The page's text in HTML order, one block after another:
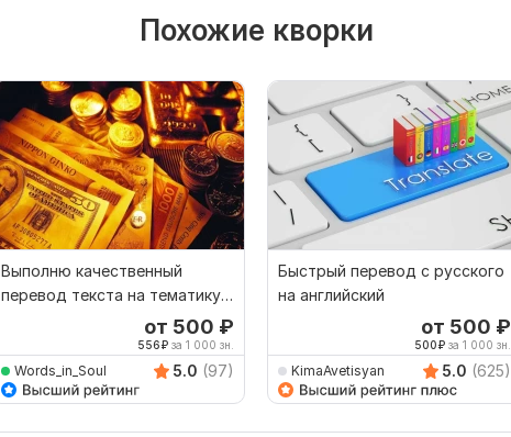
Похожие кворки
Выполню качественный
перевод текста на тематику -
от 500 ₽
556₽ за 1 000 зн.
Words_in_Soul 5.0 (97)
Быстрый перевод с русского
на английский
от 500 ₽
500₽ за 1 000 зн.
KimaAvetisyan 5.0 (625)